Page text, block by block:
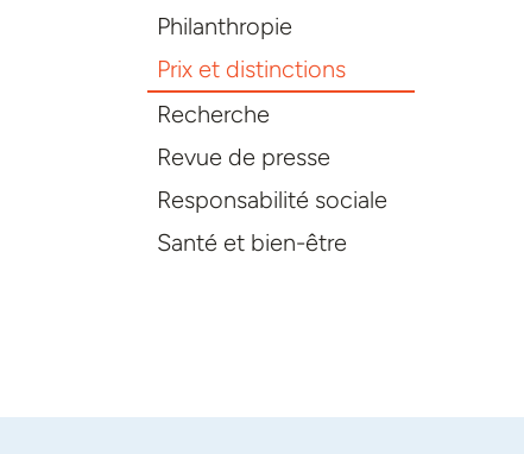
Philanthropie
Prix et distinctions
Recherche
Revue de presse
Responsabilité sociale
Santé et bien-être